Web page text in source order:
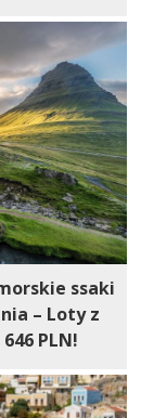
ssaki
– Loty z
PLN!